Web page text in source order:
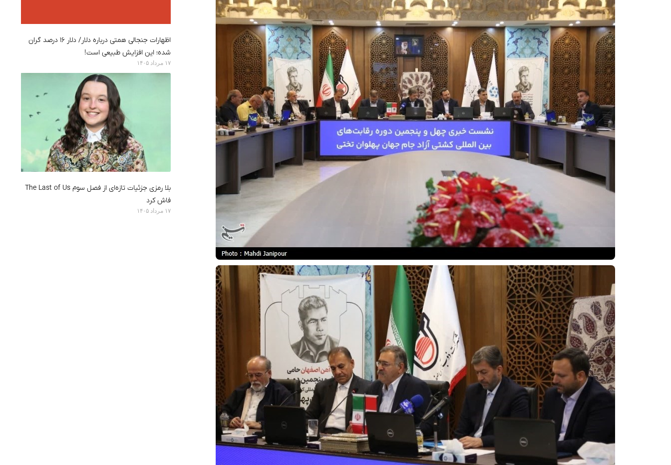
اظهارات جنجالی همتی درباره دلار/ دلار ۱۶ درصد گران
شده؛ این افزایش طبیعی است!
۱۷ مرداد ۱۴۰۵
بلا رمزی جزئیات تازه‌ای از فصل سوم The Last of Us
فاش کرد
۱۷ مرداد ۱۴۰۵